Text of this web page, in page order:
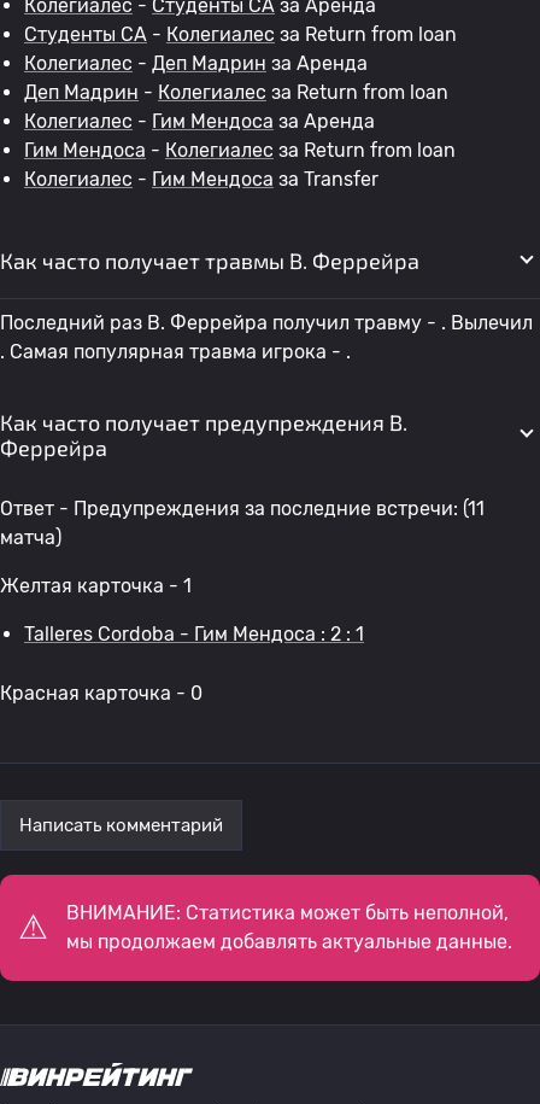
Колегиалес - Студенты CA за Аренда
Студенты CA - Колегиалес за Return from loan
Колегиалес - Деп Мадрин за Аренда
Деп Мадрин - Колегиалес за Return from loan
Колегиалес - Гим Мендоса за Аренда
Гим Мендоса - Колегиалес за Return from loan
Колегиалес - Гим Мендоса за Transfer
Как часто получает травмы B. Феррейра
Последний раз B. Феррейра получил травму - . Вылечил
. Самая популярная травма игрока - .
Как часто получает предупреждения B.
Феррейра
Ответ - Предупреждения за последние встречи: (11
матча)
Желтая карточка - 1
Talleres Cordoba - Гим Мендоса : 2 : 1
Красная карточка - 0
Написать комментарий
ВНИМАНИЕ: Статистика может быть неполной,
мы продолжаем добавлять актуальные данные.